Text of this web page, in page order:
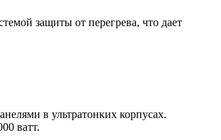
защиты от перегрева, что дает
в ультратонких корпусах.
ватт.